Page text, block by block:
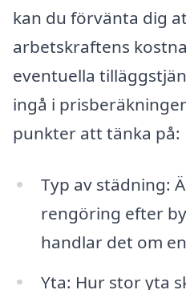
kan du förvänta dig
arbetskraftens
eventuella
ingå i
punkter att tänka på:
Typ av städning:
rengöring efter
handlar det om
Yta: Hur stor yta